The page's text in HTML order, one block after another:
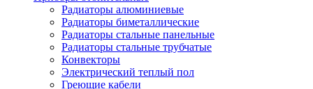
Радиаторы алюминиевые
Радиаторы биметаллические
Радиаторы стальные панельные
Радиаторы стальные трубчатые
Конвекторы
Электрический теплый пол
Греющие кабели